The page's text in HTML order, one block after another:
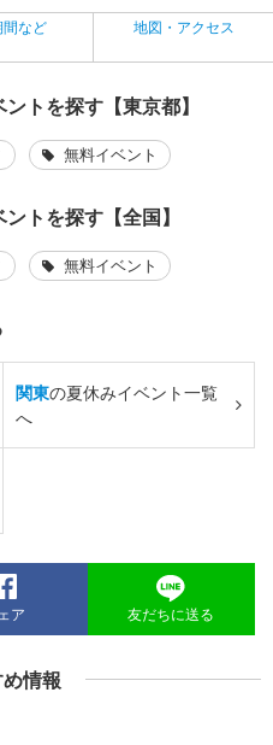
など 地図・アクセス
トを探す【東京都】
無料イベント
トを探す【全国】
無料イベント
関東の夏休みイベント一覧
へ
ア 友だちに送る
情報